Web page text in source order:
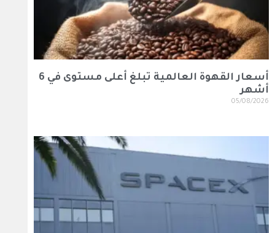
أسعار القهوة العالمية تبلغ أعلى مستوى في 6
أشهر
05/08/2026